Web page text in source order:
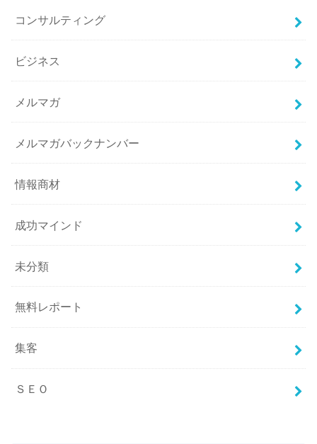
コンサルティング
ビジネス
メルマガ
メルマガバックナンバー
情報商材
成功マインド
未分類
無料レポート
集客
ＳＥＯ